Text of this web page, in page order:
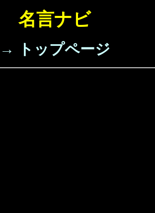
名言ナビ
→ トップページ